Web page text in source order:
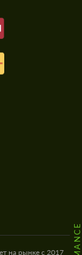
на рынке с 2017